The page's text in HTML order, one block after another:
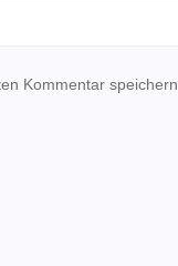
Kommentar speichern.